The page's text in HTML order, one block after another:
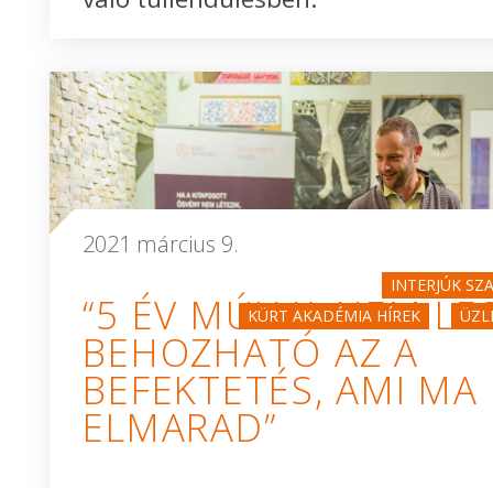
INTERJÚK
KÜRT AKADÉMIA HÍREK
2021 március 9.
“5 ÉV MÚLVA NEM
BEHOZHATÓ AZ A
BEFEKTETÉS, AMI MA
ELMARAD”